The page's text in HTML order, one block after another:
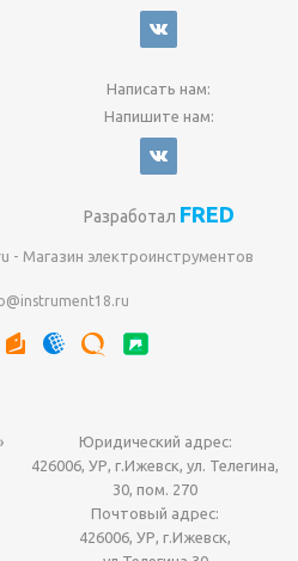
Написать нам:
Напишите нам:
Разработал FRED
- Магазин электроинструментов
Юридический адрес:
426006, УР, г.Ижевск, ул. Телегина,
30, пом. 270
Почтовый адрес:
426006, УР, г.Ижевск,